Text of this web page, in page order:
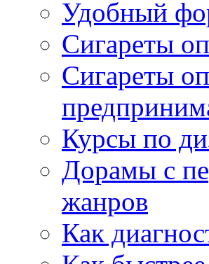
Удобный
Сигареты
Сигареты
Курсы по
Дорамы с
жанров
Как